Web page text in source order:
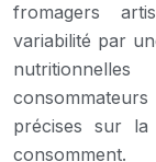
fromagers
variabilité par
précises sur la
consomment.